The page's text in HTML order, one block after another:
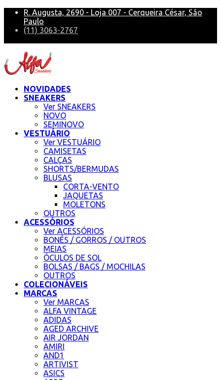
R. Augusta, 2690 - Loja 007 - Cerqueira César, São
Paulo
(11) 3063-2767
NOVIDADES
SNEAKERS
Ver SNEAKERS
NOVO
SEMINOVO
VESTUÁRIO
Ver VESTUÁRIO
CAMISETAS
CALÇAS
SHORTS/BERMUDAS
BLUSAS
CORTA-VENTO
JAQUETAS
MOLETONS
OUTROS
ACESSÓRIOS
Ver ACESSÓRIOS
BONÉS / GORROS / OUTROS
MEIAS
ÓCULOS DE SOL
BOLSAS / BAGS / MOCHILAS
OUTROS
COLECIONÁVEIS
MARCAS
Ver MARCAS
ALFA VINTAGE
ADIDAS
AGED ARCHIVE
AIR JORDAN
AMIRI
AND1
ARTIVIST
ASICS